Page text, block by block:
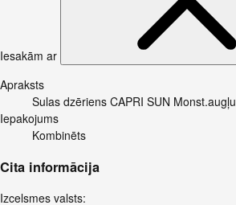
Iesakām ar
Apraksts
Sulas dzēriens CAPRI SUN Monst.augļu
Iepakojums
Kombinēts
Cita informācija
Izcelsmes valsts: